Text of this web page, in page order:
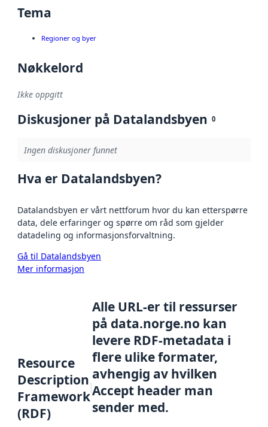
Tema
Regioner og byer
Nøkkelord
Ikke oppgitt
Diskusjoner på Datalandsbyen 0
Ingen diskusjoner funnet
Hva er Datalandsbyen?
Datalandsbyen er vårt nettforum hvor du kan etterspørre
data, dele erfaringer og spørre om råd som gjelder
datadeling og informasjonsforvaltning.
Gå til Datalandsbyen
Mer informasjon
Resource
Description
Framework
(RDF)
Alle URL-er til ressurser
på data.norge.no kan
levere RDF-metadata i
flere ulike formater,
avhengig av hvilken
Accept header man
sender med.